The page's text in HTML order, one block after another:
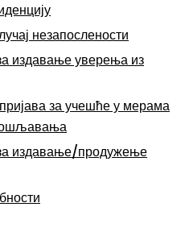
незапослености
издавање уверења из
за учешће у мерама
издавање/продужење